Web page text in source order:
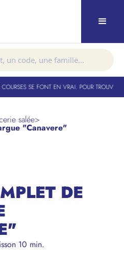
SE FONT EN VRAI. POUR TROUVER
salée>
"Canavere"
DE
10 min.